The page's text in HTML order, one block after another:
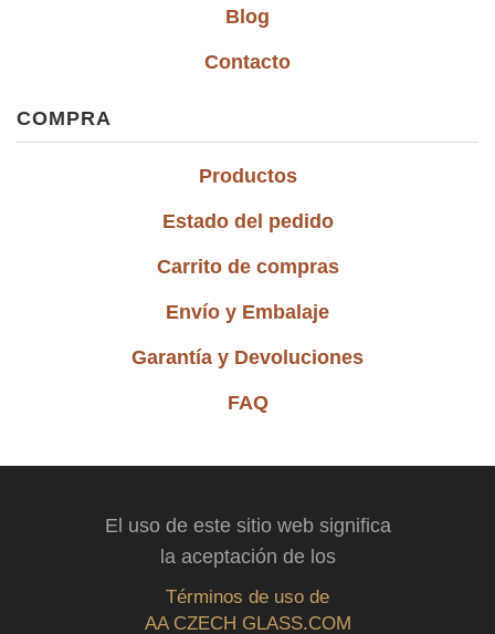
Blog
Contacto
COMPRA
Productos
Estado del pedido
Carrito de compras
Envío y Embalaje
Garantía y Devoluciones
FAQ
El uso de este sitio web significa
la aceptación de los
Términos de uso de
AA CZECH GLASS.COM